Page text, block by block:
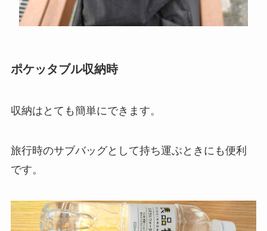
ポケッタブル収納時
収納はとても簡単にできます。
旅行時のサブバッグとして持ち運ぶときにも便利
です。